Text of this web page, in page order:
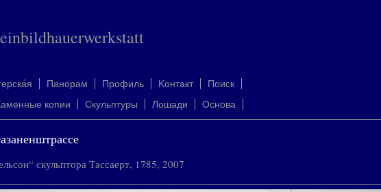
Панорам Профиль Kонтакт
Поиск
копии Скульптуры Лошади Oснова
скульптора Тассаерт, 1785, 2007